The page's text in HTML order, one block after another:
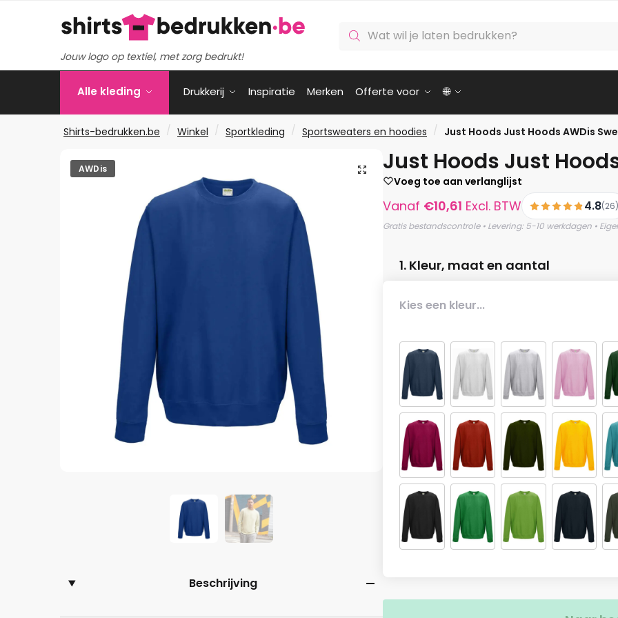
Jouw logo op textiel, met zorg bedrukt!
zoeken
Alle kleding Drukkerij Inspiratie Merken Offerte voor 🌐
Shirts-bedrukken.be / Winkel / Sportkleding / Sportsweaters en hoodies / Just Hoods Just Hoods AWDis
🔍
AWDis
Beschrijving
Just Hoods Just
Voeg toe aan verlanglijst
Vanaf €10,61 Excl. BTW 4.8
Gratis bestandscontrole • Levering: 5-10 werkdagen •
1. Kleur, maat en aantal
Kies een kleur...